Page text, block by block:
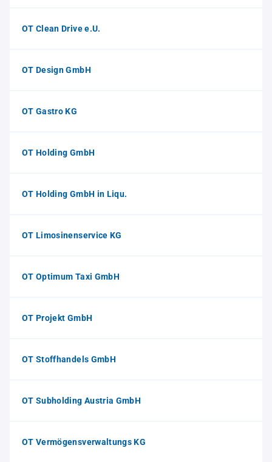
OT Clean Drive e.U.
OT Design GmbH
OT Gastro KG
OT Holding GmbH
OT Holding GmbH in Liqu.
OT Limosinenservice KG
OT Optimum Taxi GmbH
OT Projekt GmbH
OT Stoffhandels GmbH
OT Subholding Austria GmbH
OT Vermögensverwaltungs KG